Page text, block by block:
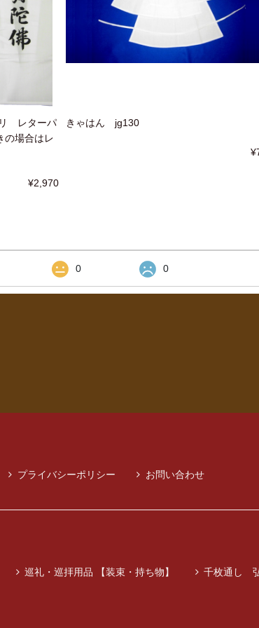
レターパ
の場合はレ
¥2,970
きゃはん jg130
0 0
プライバシーポリシー お問い合わせ
巡礼・巡拝用品 【装束・持ち物】 千枚通し